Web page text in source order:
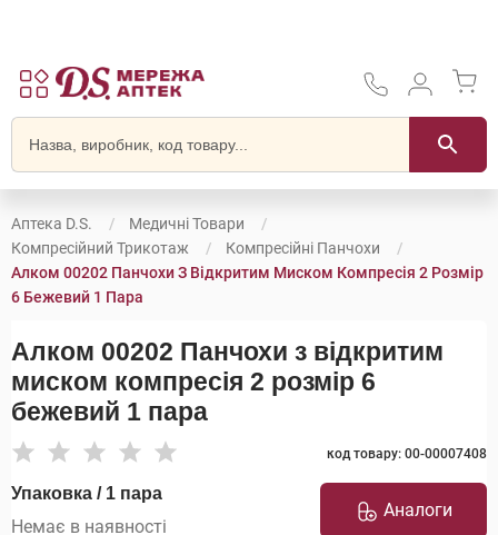
Аптека D.S.
Медичні Товари
Компресійний Трикотаж
Компресійні Панчохи
Алком 00202 Панчохи З Відкритим Миском Компресія 2 Розмір
6 Бежевий 1 Пара
Алком 00202 Панчохи з відкритим
миском компресія 2 розмір 6
бежевий 1 пара
код товару: 00-00007408
Упаковка / 1 пара
Немає в наявності
Аналоги